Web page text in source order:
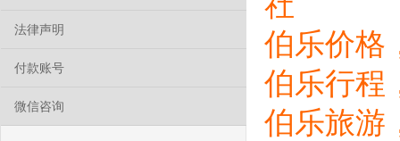
法律声明
付款账号
微信咨询
伯乐价格
伯乐行程
伯乐旅游